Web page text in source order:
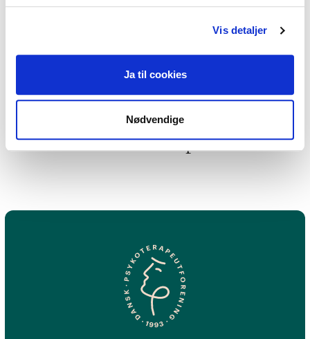
Vis detaljer
Ja til cookies
Nødvendige
Jeg praktiserer følgende
terapiformer
Narrativ terapi, Kunstterapi,
Neuroaffektiv terapi